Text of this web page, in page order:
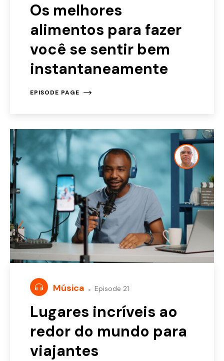
Os melhores
alimentos para fazer
você se sentir bem
instantaneamente
EPISODE PAGE
Música Episode 21
Lugares incríveis ao
redor do mundo para
viajantes